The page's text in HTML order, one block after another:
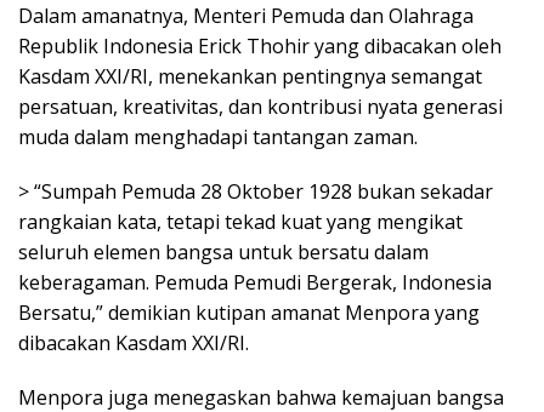
Dalam amanatnya, Menteri Pemuda dan Olahraga
Republik Indonesia Erick Thohir yang dibacakan oleh
Kasdam XXI/RI, menekankan pentingnya semangat
persatuan, kreativitas, dan kontribusi nyata generasi
muda dalam menghadapi tantangan zaman.
> “Sumpah Pemuda 28 Oktober 1928 bukan sekadar
rangkaian kata, tetapi tekad kuat yang mengikat
seluruh elemen bangsa untuk bersatu dalam
keberagaman. Pemuda Pemudi Bergerak, Indonesia
Bersatu,” demikian kutipan amanat Menpora yang
dibacakan Kasdam XXI/RI.
Menpora juga menegaskan bahwa kemajuan bangsa